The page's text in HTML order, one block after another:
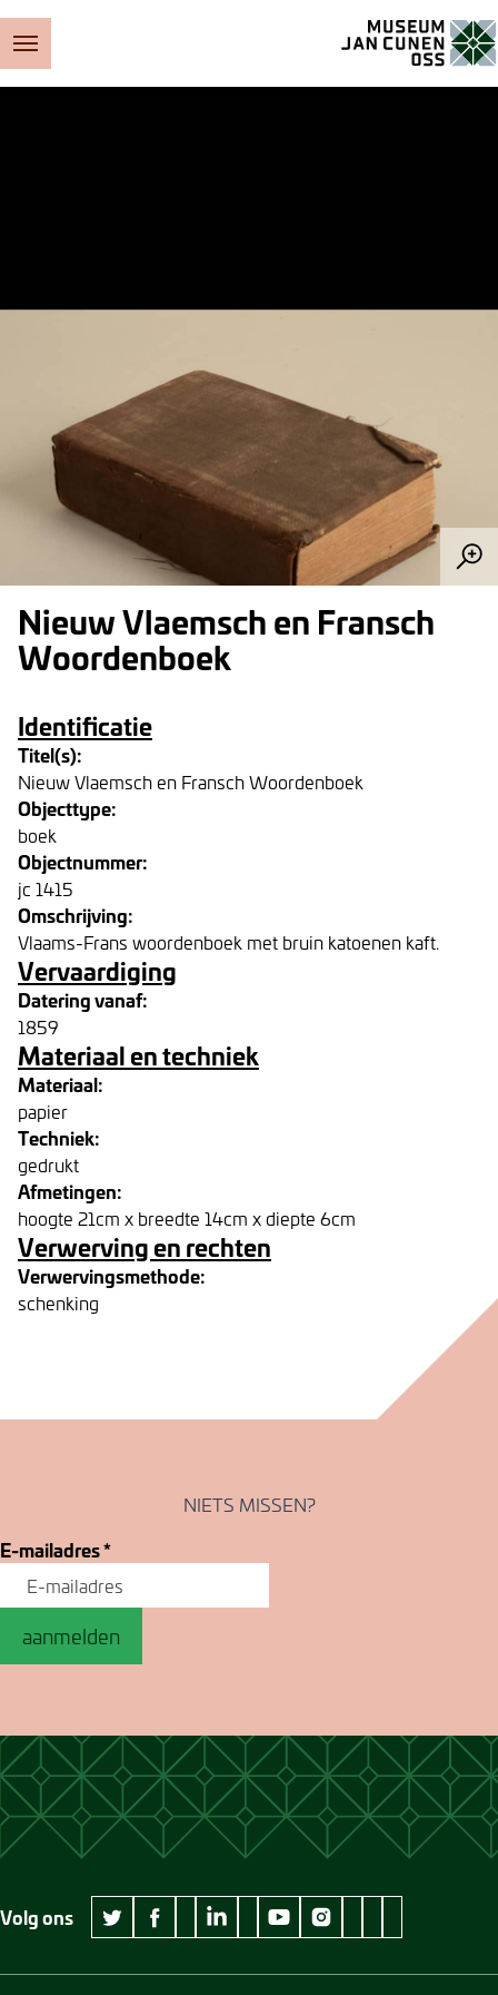
Nieuw Vlaemsch en Fransch
Woordenboek
Identificatie
Titel(s):
Nieuw Vlaemsch en Fransch Woordenboek
Objecttype:
boek
Objectnummer:
jc 1415
Omschrijving:
Vlaams-Frans woordenboek met bruin katoenen kaft.
Vervaardiging
Datering vanaf:
1859
Materiaal en techniek
Materiaal:
papier
Techniek:
gedrukt
Afmetingen:
hoogte 21cm x breedte 14cm x diepte 6cm
Verwerving en rechten
Verwervingsmethode:
schenking
NIETS MISSEN?
E-mailadres*
aanmelden
Volg ons
twitter Museum Jan Cunen
facebook Museum Jan Cunen
wikipedia Museum Jan Cunen
linkedin Museum Jan Cunen
googleplus Museum Jan Cunen
youtube Museum Jan Cunen
instagram Museum